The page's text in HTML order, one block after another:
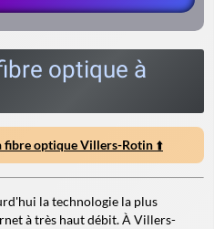
optique à
fibre optique Villers-Rotin ⬆️
la technologie la plus
à très haut débit. À Villers-